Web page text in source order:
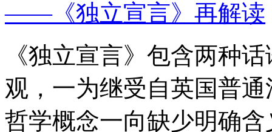
——《独立宣言》再解读
《独立宣言》包含两种
观，一为继受自英国普
哲学概念一向缺少明确